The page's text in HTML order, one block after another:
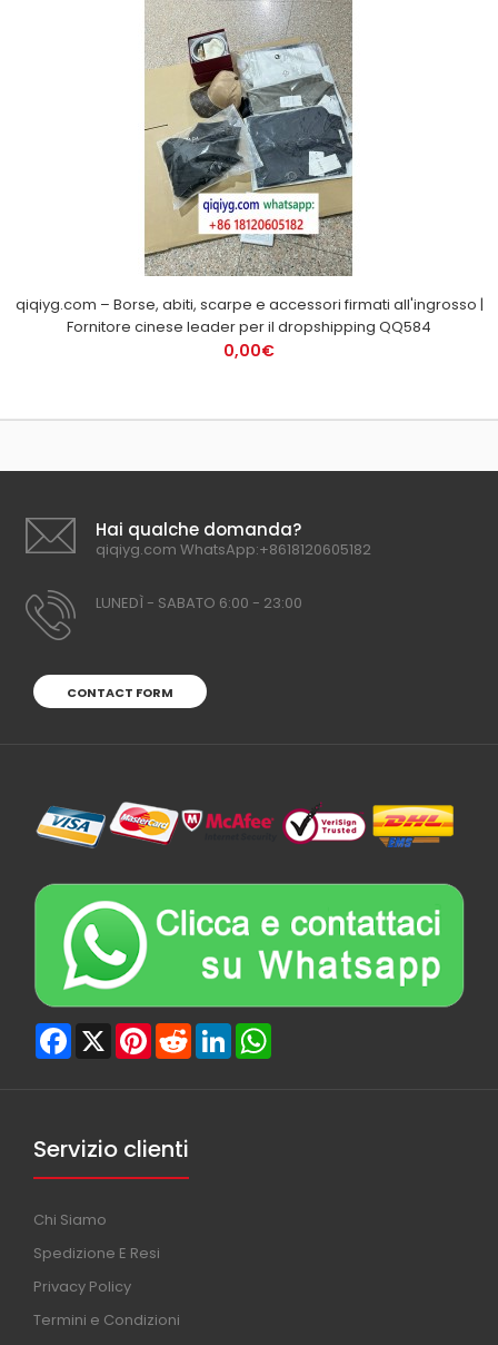
qiqiyg.com – Borse, abiti, scarpe e accessori firmati all'ingrosso |
Fornitore cinese leader per il dropshipping QQ584
0,00€
Hai qualche domanda?
qiqiyg.com WhatsApp:+8618120605182
LUNEDÌ - SABATO 6:00 - 23:00
CONTACT FORM
Facebook
X PinterestRedditLinkedIn
Servizio clienti
Chi Siamo
Spedizione E Resi
Privacy Policy
Termini e Condizioni